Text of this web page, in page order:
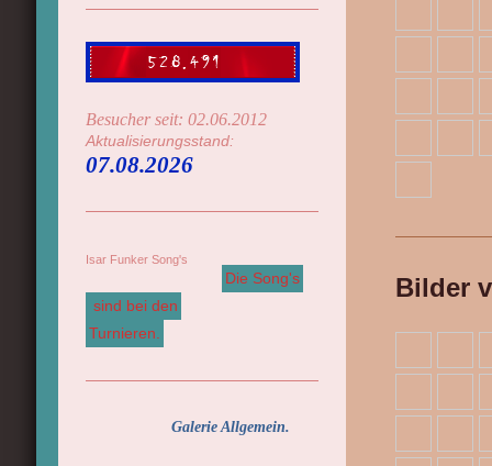
Bilder
Besucher seit: 02.06.2012
Aktualisierungsstand:
07.08.2026
Isar Funker Song's
Die Song's
sind bei den
Turnieren.
Galerie Allgemein.